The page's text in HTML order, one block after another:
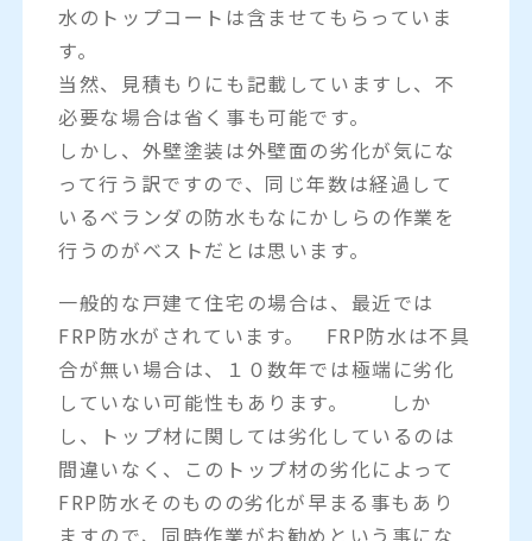
水のトップコートは含ませてもらっていま
す。
当然、見積もりにも記載していますし、不
必要な場合は省く事も可能です。
しかし、外壁塗装は外壁面の劣化が気にな
って行う訳ですので、同じ年数は経過して
いるベランダの防水もなにかしらの作業を
行うのがベストだとは思います。
一般的な戸建て住宅の場合は、最近では
FRP防水がされています。 FRP防水は不具
合が無い場合は、１０数年では極端に劣化
していない可能性もあります。 しか
し、トップ材に関しては劣化しているのは
間違いなく、このトップ材の劣化によって
FRP防水そのものの劣化が早まる事もあり
ますので、同時作業がお勧めという事にな